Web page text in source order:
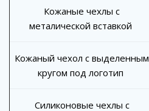
Кожаные чехлы с
металической вставкой
Кожаный чехол с выделенным
кругом под логотип
Силиконовые чехлы с